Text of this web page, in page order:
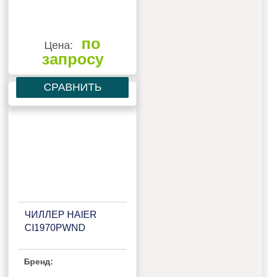
Цена:
по
запросу
СРАВНИТЬ
ЧИЛЛЕР HAIER
CI1970PWND
Бренд: